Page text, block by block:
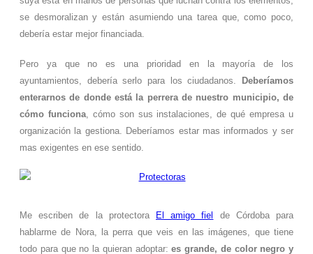
se desmoralizan y están asumiendo una tarea que, como poco,
debería estar mejor financiada.
Pero ya que no es una prioridad en la mayoría de los
ayuntamientos, debería serlo para los ciudadanos.
Deberíamos
enterarnos de donde está la perrera de nuestro municipio, de
cómo funciona, cómo son sus instalaciones, de qué empresa u
organización la gestiona. Deberíamos estar mas informados y ser
mas exigentes en ese sentido.
Me escriben de la protectora El amigo fiel
de Córdoba para
hablarme de Nora, la perra que veis en las imágenes, que tiene
todo para que no la quieran adoptar: es grande, de color negro y